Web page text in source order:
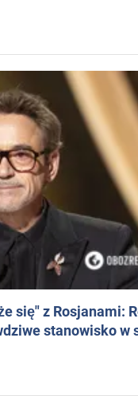
się" z Rosjanami:
stanowisko w